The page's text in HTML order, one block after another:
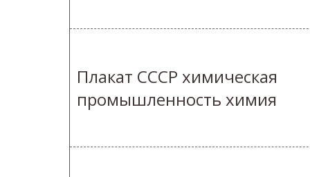
Плакат СССР химическая
промышленность химия